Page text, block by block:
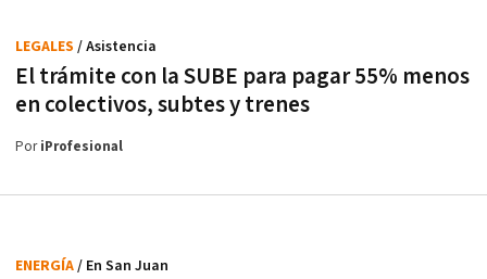
El trámite con la SUBE para pagar 55% menos
en colectivos, subtes y trenes
LEGALES / Asistencia
PoriProfesional
ENERGÍA/ En San Juan